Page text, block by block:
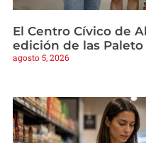
El Centro Cívico de
edición de las
agosto 5, 2026